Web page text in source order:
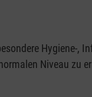
Hygiene-,
Niveau zu